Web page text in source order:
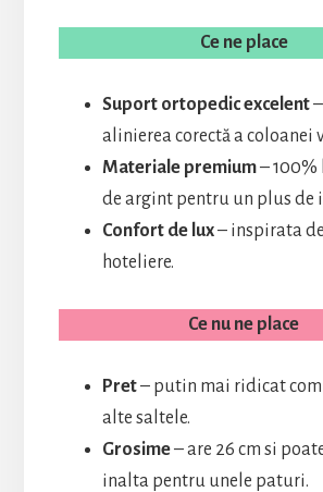
Ce ne place
Suport ortopedic excelent–
alinierea corectă a coloanei
Materiale premium– 100%
de argint pentru un plus de
Confort de lux– inspirata
hoteliere.
Ce nu ne place
Pret– putin mai ridicat
alte saltele.
Grosime– are 26 cm si
inalta pentru unele paturi.